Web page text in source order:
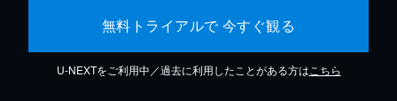
無料トライアルで 今すぐ観る
U-NEXTをご利用中／過去に利用したことがある方は こちら